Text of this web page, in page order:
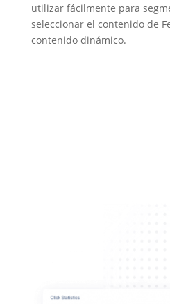
utilizar fácilmente para
seleccionar el contenido de
contenido dinámico.